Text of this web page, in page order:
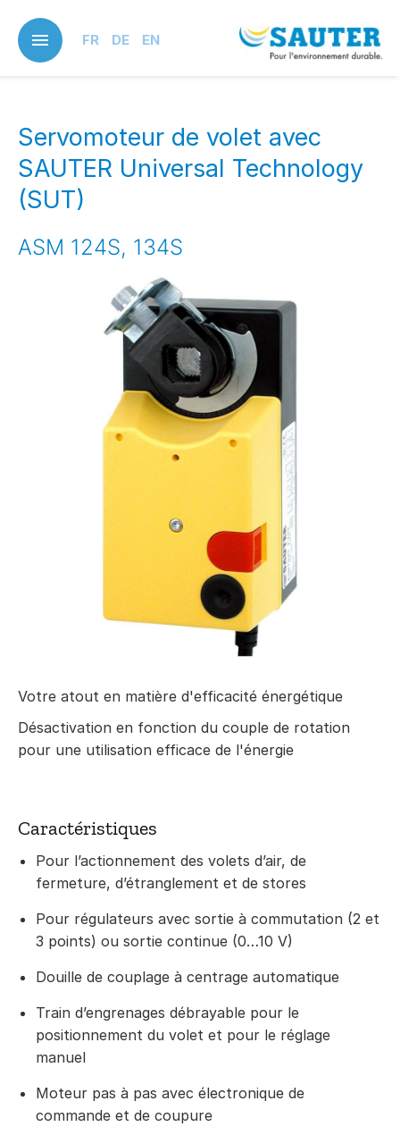
main
content
FR DE EN
Servomoteur de volet avec
SAUTER Universal Technology
(SUT)
ASM 124S, 134S
Votre atout en matière d'efficacité énergétique
Désactivation en fonction du couple de rotation
pour une utilisation efficace de l'énergie
Caractéristiques
Pour l’actionnement des volets d’air, de
fermeture, d’étranglement et de stores
Pour régulateurs avec sortie à commutation (2 et
3 points) ou sortie continue (0…10 V)
Douille de couplage à centrage automatique
Train d’engrenages débrayable pour le
positionnement du volet et pour le réglage
manuel
Moteur pas à pas avec électronique de
commande et de coupure